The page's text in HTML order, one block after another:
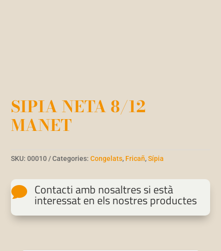
SIPIA NETA 8/12
MANET
SKU:00010 Categories:Congelats, Fricañ,Sípia
 Contacti amb nosaltres si està
interessat en els nostres productes